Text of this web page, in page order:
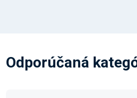
Odporúčaná